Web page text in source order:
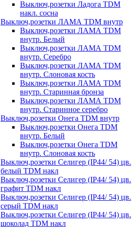
Выключ,розетки Ладога TDM
накл. сосна
Выключ,розетки ЛАМА TDM внутр
Выключ,розетки ЛАМА TDM
внутр. Белый
Выключ,розетки ЛАМА TDM
внутр. Серебро
Выключ,розетки ЛАМА TDM
внутр. Слоновая кость
Выключ,розетки ЛАМА TDM
внутр. Старинная бронза
Выключ,розетки ЛАМА TDM
внутр. Старинное серебро
Выключ,розетки Онега TDM внутр
Выключ,розетки Онега TDM
внутр. Белый
Выключ,розетки Онега TDM
внутр. Слоновая кость
Выключ,розетки Селигер (IP44/ 54) цв.
белый TDM накл
Выключ,розетки Селигер (IP44/ 54) цв.
графит TDM накл
Выключ,розетки Селигер (IP44/ 54) цв.
серый TDM накл
Выключ,розетки Селигер (IP44/ 54) цв.
шоколад TDM накл